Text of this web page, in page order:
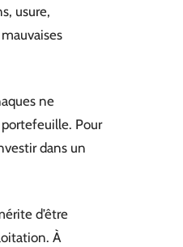
usure,
ne
Pour
dans un
d’être
À